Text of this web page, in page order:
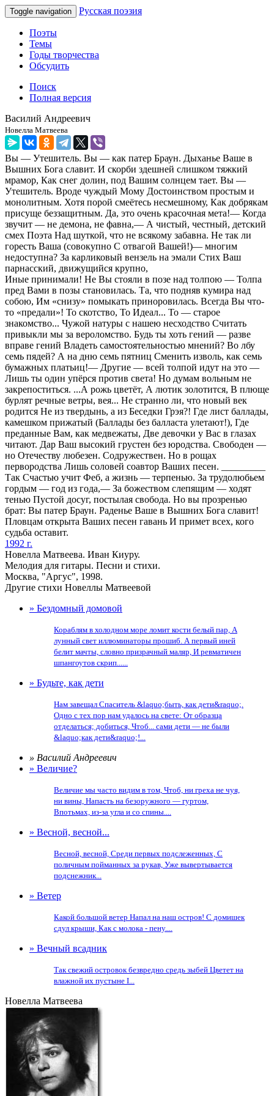
Toggle navigation Русская поэзия
Поэты
Темы
Годы творчества
Обсудить
Поиск
Полная версия
Василий Андреевич
Новелла Матвеева
Вы — Утешитель. Вы — как патер Браун. Дыханье Ваше в
Вышних Бога славит. И скорби здешней слишком тяжкий
мрамор, Как снег долин, под Вашим солнцем тает. Вы —
Утешитель. Вроде чуждый Мому Достоинством простым и
монолитным. Хотя порой смеётесь несмешному, Как добрякам
присуще беззащитным. Да, это очень красочная мета!— Когда
звучит — не демона, не фавна,— А чистый, честный, детский
смех Поэта Над шуткой, что не всякому забавна. Не так ли
горесть Ваша (совокупно С отвагой Вашей!)— многим
недоступна? За карликовый вензель на эмали Стих Ваш
парнасский, движущийся крупно,
Иные принимали! Не Вы стояли в позе над толпою — Толпа
пред Вами в позы становилась. Та, что подняв кумира над
собою, Им «снизу» помыкать приноровилась. Всегда Вы что-
то «предали»! То скотство, То Идеал... То — старое
знакомство... Чужой натуры с нашею несходство Считать
привыкли мы за вероломство. Будь ты хоть гений — разве
вправе гений Владеть самостоятельностью мнений? Во лбу
семь пядей? А на дню семь пятниц Сменить изволь, как семь
бумажных платьиц!— Другие — всей толпой идут на это —
Лишь ты один упёрся против света! Но думам вольным не
закрепоститься. ...А рожь цветёт, А лютик золотится, В плюще
бурлят речные ветры, вея... Не странно ли, что новый век
родится Не из твердынь, а из Беседки Грэя?! Где лист баллады,
камешком прижатый (Баллады без балласта улетают!), Где
преданные Вам, как медвежаты, Две девочки у Вас в глазах
читают. Дар Ваш высокий грустен без юродства. Свободен —
но Отечеству любезен. Содружествен. Но в рощах
первородства Лишь соловей соавтор Ваших песен. _________
Так Счастью учит Феб, а жизнь — терпенью. За трудолюбьем
гордым — год из года,— За божеством слепящим — ходят
тенью Пустой досуг, постылая свобода. Но вы прозренью
брат: Вы патер Браун. Раденье Ваше в Вышних Бога славит!
Пловцам открыта Ваших песен гавань И примет всех, кого
судьба оставит.
1992 г.
Новелла Матвеева. Иван Киуру.
Мелодия для гитары. Песни и стихи.
Москва, "Аргус", 1998.
Другие стихи Новеллы Матвеевой
» Бездомный домовой
Кораблям в холодном море ломит кости белый пар, А
лунный свет иллюминаторы прошиб. А первый иней
белит мачты, словно призрачный маляр, И ревматичен
шпангоутов скрип......
» Будьте, как дети
Нам завещал Спаситель &laquo;быть, как дети&raquo;.
Одно с тех пор нам удалось на свете: От образца
отделаться; добиться, Чтоб... сами дети — не были
&laquo;как дети&raquo;!...
» Василий Андреевич
» Величие?
Величие мы часто видим в том, Чтоб, ни греха не чуя,
ни вины, Напасть на безоружного — гуртом,
Впотьмах, из-за угла и со спины....
» Весной, весной...
Весной, весной, Среди первых подслеженных, С
поличным пойманных за рукав, Уже вывертывается
подснежник...
» Ветер
Какой большой ветер Напал на наш остров! С домишек
сдул крыши, Как с молока - пену....
» Вечный всадник
Так свежий островок безвредно средь зыбей Цветет на
влажной их пустыне I...
Новелла Матвеева